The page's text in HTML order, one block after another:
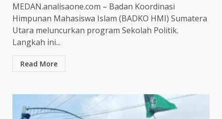
MEDAN.analisaone.com – Badan Koordinasi
Himpunan Mahasiswa Islam (BADKO HMI) Sumatera
Utara meluncurkan program Sekolah Politik.
Langkah ini...
Read More